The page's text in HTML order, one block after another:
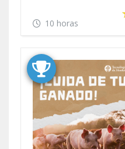
10 horas